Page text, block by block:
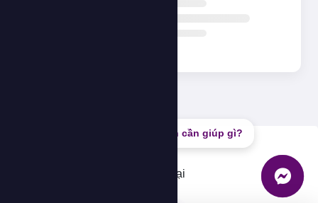
Bạn cần giúp gì?
Không thể tải dữ liệu, vui lòng thử lại